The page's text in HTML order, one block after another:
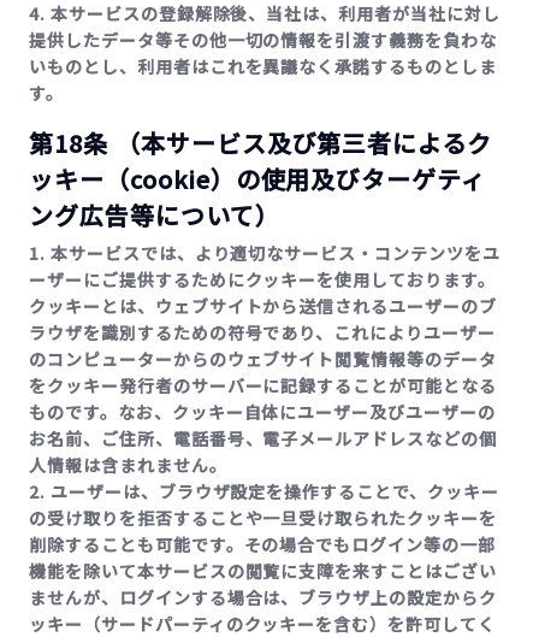
4. 本サービスの登録解除後、当社は、利用者が当社に対し
提供したデータ等その他一切の情報を引渡す義務を負わな
いものとし、利用者はこれを異議なく承諾するものとしま
す。
第18条 （本サービス及び第三者によるク
ッキー（cookie）の使用及びターゲティ
ング広告等について）
1. 本サービスでは、より適切なサービス・コンテンツをユ
ーザーにご提供するためにクッキーを使用しております。
クッキーとは、ウェブサイトから送信されるユーザーのブ
ラウザを識別するための符号であり、これによりユーザー
のコンピューターからのウェブサイト閲覧情報等のデータ
をクッキー発行者のサーバーに記録することが可能となる
ものです。なお、クッキー自体にユーザー及びユーザーの
お名前、ご住所、電話番号、電子メールアドレスなどの個
人情報は含まれません。
2. ユーザーは、ブラウザ設定を操作することで、クッキー
の受け取りを拒否することや一旦受け取られたクッキーを
削除することも可能です。その場合でもログイン等の一部
機能を除いて本サービスの閲覧に支障を来すことはござい
ませんが、ログインする場合は、ブラウザ上の設定からク
ッキー（サードパーティのクッキーを含む）を許可してく